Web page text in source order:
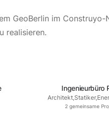
GeoBerlin im
realisieren.
Ingenieurbüro
Architekt,Statiker,
2 gemeinsame